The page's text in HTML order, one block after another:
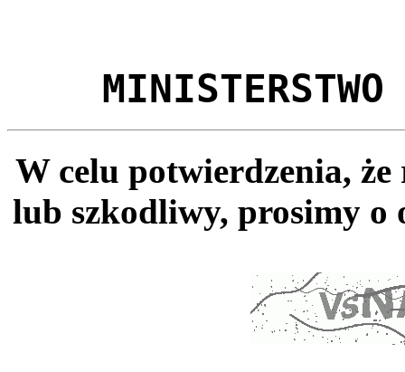
MINISTERSTWO
W celu potwierdzenia,
lub szkodliwy, prosimy o